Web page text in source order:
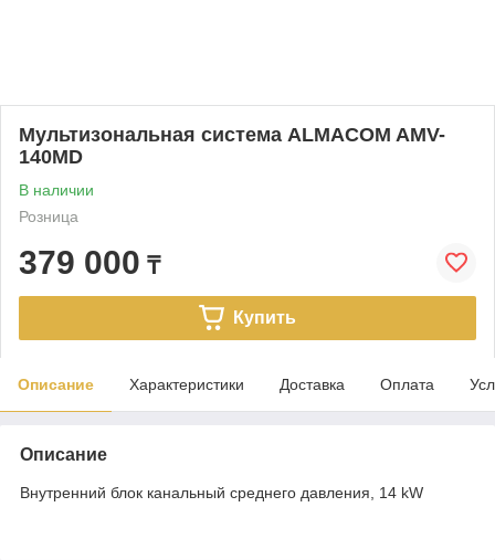
Мультизональная система ALMACOM AMV-
140MD
В наличии
Розница
379 000 ₸
Купить
Описание Характеристики Доставка Оплата
Описание
Внутренний блок канальный среднего давления, 14 kW